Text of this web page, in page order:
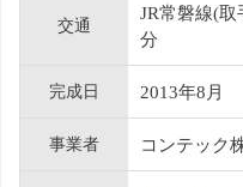
交通
JR常磐線(
分
完成日 2013年8月
事業者 コンテック